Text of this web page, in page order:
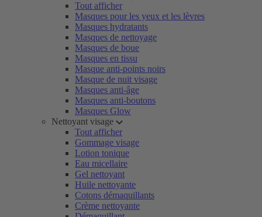
Tout afficher
Masques pour les yeux et les lèvres
Masques hydratants
Masques de nettoyage
Masques de boue
Masques en tissu
Masque anti-points noirs
Masque de nuit visage
Masques anti-âge
Masques anti-boutons
Masques Glow
Nettoyant visage
Tout afficher
Gommage visage
Lotion tonique
Eau micellaire
Gel nettoyant
Huile nettoyante
Cotons démaquillants
Crème nettoyante